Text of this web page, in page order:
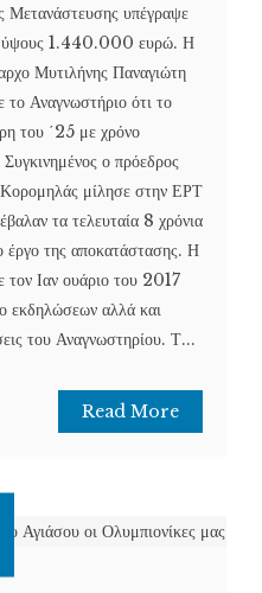
Μετανάστευσης υπέγραψε
ύψους 1.440.000 ευρώ. Η
Μυτιλήνης Παναγιώτη
Αναγνωστήριο ότι το
του ΄25 με χρόνο
ο πρόεδρος
μίλησε στην ΕΡΤ
τα τελευταία 8 χρόνια
έργο της αποκατάστασης. Η
τον Ιαν ουάριο του 2017
εκδηλώσεων αλλά και
του Αναγνωστηρίου. Τ...
Read More